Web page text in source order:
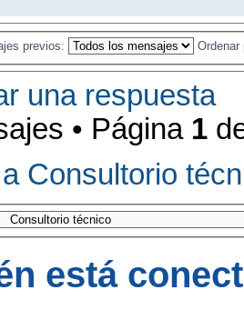
previos:
una respuesta
• Página 1
Consultorio
está